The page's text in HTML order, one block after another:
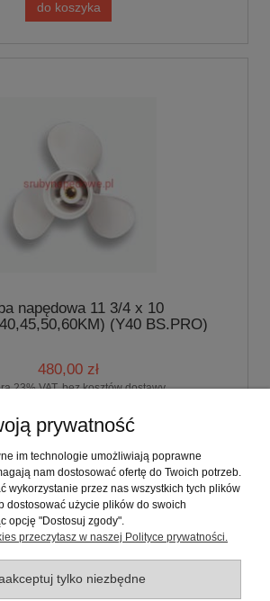
do koszyka
napędowa 11 3/4 x 10
(Y40 BS.PRO)
480,00 zł
23% VAT, bez kosztów dostawy
do koszyka
« 1 2 3 »
Honda
prywatność
im technologie umożliwiają poprawne
nam dostosować ofertę do Twoich potrzeb.
wykorzystanie przez nas wszystkich tych plików
dostosować użycie plików do swoich
opcję "Dostosuj zgody".
przeczytasz w naszej Polityce prywatności.
tylko niezbędne